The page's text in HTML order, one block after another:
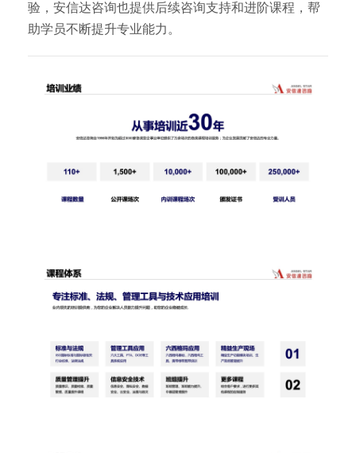
验，安信达咨询也提供后续咨询支持和进阶课程，帮
助学员不断提升专业能力。